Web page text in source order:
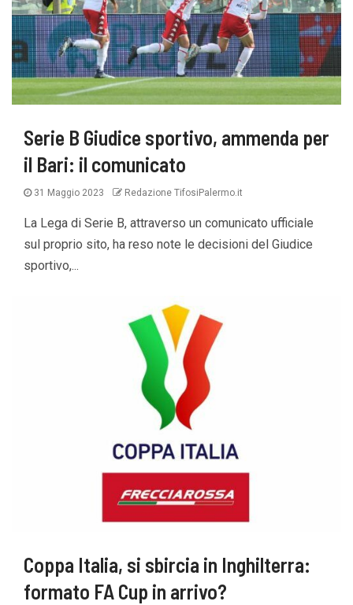
Serie B Giudice sportivo, ammenda per
il Bari: il comunicato
31 Maggio 2023 Redazione TifosiPalermo.it
La Lega di Serie B, attraverso un comunicato ufficiale
sul proprio sito, ha reso note le decisioni del Giudice
sportivo,...
Coppa Italia, si sbircia in Inghilterra:
formato FA Cup in arrivo?